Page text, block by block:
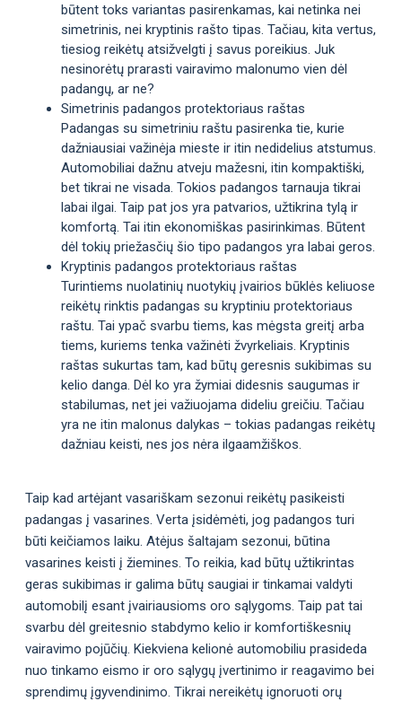
būtent toks variantas pasirenkamas, kai netinka nei
simetrinis, nei kryptinis rašto tipas. Tačiau, kita vertus,
tiesiog reikėtų atsižvelgti į savus poreikius. Juk
nesinorėtų prarasti vairavimo malonumo vien dėl
padangų, ar ne?
Simetrinis padangos protektoriaus raštas
Padangas su simetriniu raštu pasirenka tie, kurie
dažniausiai važinėja mieste ir itin nedidelius atstumus.
Automobiliai dažnu atveju mažesni, itin kompaktiški,
bet tikrai ne visada. Tokios padangos tarnauja tikrai
labai ilgai. Taip pat jos yra patvarios, užtikrina tylą ir
komfortą. Tai itin ekonomiškas pasirinkimas. Būtent
dėl tokių priežasčių šio tipo padangos yra labai geros.
Kryptinis padangos protektoriaus raštas
Turintiems nuolatinių nuotykių įvairios būklės keliuose
reikėtų rinktis padangas su kryptiniu protektoriaus
raštu. Tai ypač svarbu tiems, kas mėgsta greitį arba
tiems, kuriems tenka važinėti žvyrkeliais. Kryptinis
raštas sukurtas tam, kad būtų geresnis sukibimas su
kelio danga. Dėl ko yra žymiai didesnis saugumas ir
stabilumas, net jei važiuojama dideliu greičiu. Tačiau
yra ne itin malonus dalykas – tokias padangas reikėtų
dažniau keisti, nes jos nėra ilgaamžiškos.
Taip kad artėjant vasariškam sezonui reikėtų pasikeisti
padangas į vasarines. Verta įsidėmėti, jog padangos turi
būti keičiamos laiku. Atėjus šaltajam sezonui, būtina
vasarines keisti į žiemines. To reikia, kad būtų užtikrintas
geras sukibimas ir galima būtų saugiai ir tinkamai valdyti
automobilį esant įvairiausioms oro sąlygoms. Taip pat tai
svarbu dėl greitesnio stabdymo kelio ir komfortiškesnių
vairavimo pojūčių. Kiekviena kelionė automobiliu prasideda
nuo tinkamo eismo ir oro sąlygų įvertinimo ir reagavimo bei
sprendimų įgyvendinimo. Tikrai nereikėtų ignoruoti orų